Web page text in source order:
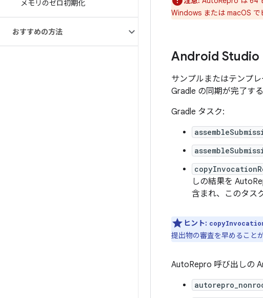
メモリのゼロ初期化
おすすめの方法
Windows または macOS で
Android Studio
サンプルまたはテンプ
Gradle の同期が完了す
Gradle タスク:
しの結果を
含まれ、このタス
ヒント:
提出物の審査を早めること
AutoRepro 呼び出しの